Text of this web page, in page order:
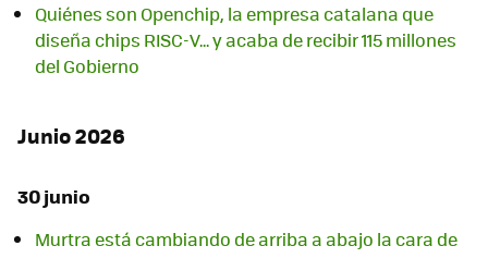
Quiénes son Openchip, la empresa catalana que
diseña chips RISC-V... y acaba de recibir 115 millones
del Gobierno
Junio 2026
30 junio
Murtra está cambiando de arriba a abajo la cara de